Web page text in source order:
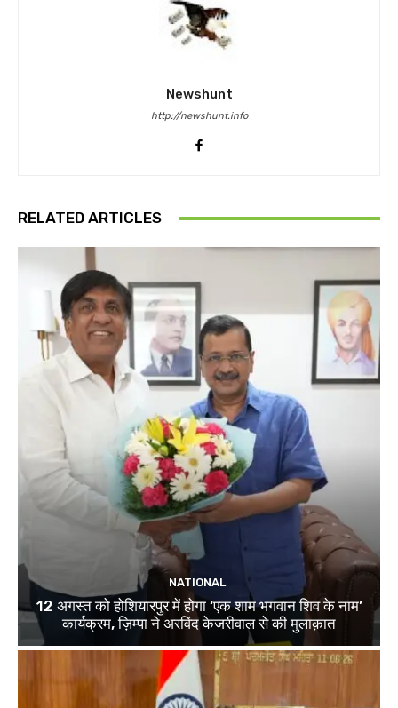
Newshunt
http://newshunt.info
RELATED ARTICLES
NATIONAL
12 अगस्त को होशियारपुर में होगा ‘एक शाम भगवान शिव के नाम’
कार्यक्रम, ज़िम्पा ने अरविंद केजरीवाल से की मुलाक़ात